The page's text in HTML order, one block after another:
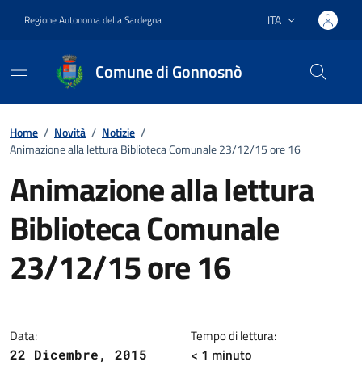
Regione Autonoma della Sardegna Lingua attiva:
ITA
Comune di Gonnosnò
Home / Novità / Notizie /
Animazione alla lettura Biblioteca Comunale 23/12/15 ore 16
Animazione alla lettura
Biblioteca Comunale
23/12/15 ore 16
Data:
22 Dicembre, 2015
Tempo di lettura:
< 1 minuto